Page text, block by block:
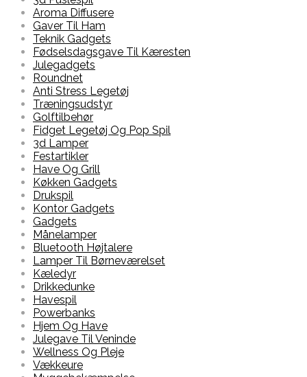
Aroma Diffusere
Gaver Til Ham
Teknik Gadgets
Fødselsdagsgave Til Kæresten
Julegadgets
Roundnet
Anti Stress Legetøj
Træningsudstyr
Golftilbehør
Fidget Legetøj Og Pop Spil
3d Lamper
Festartikler
Have Og Grill
Køkken Gadgets
Drukspil
Kontor Gadgets
Gadgets
Månelamper
Bluetooth Højtalere
Lamper Til Børneværelset
Kæledyr
Drikkedunke
Havespil
Powerbanks
Hjem Og Have
Julegave Til Veninde
Wellness Og Pleje
Vækkeure